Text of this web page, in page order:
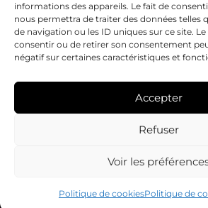
informations des appareils. Le fait de
nous permettra de traiter des données telles
de navigation ou les ID uniques sur ce site.
consentir ou de retirer son consentement
négatif sur certaines caractéristiques et
Accepter
Refuser
Voir les
Politique de cookiesPolitique de
Partenaires
Contact
Mentions légales
© 2026 Chouettes Jeux - Tous droits